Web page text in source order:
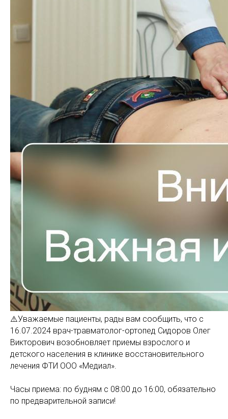
⚠️Уважаемые пациенты, рады вам сообщить, что с
16.07.2024 врач-травматолог-ортопед Сидоров Олег
Викторович возобновляет приемы взрослого и
детского населения в клинике восстановительного
лечения ФТИ ООО «Медиал».
Часы приема: по будням с 08:00 до 16:00, обязательно
по предварительной записи!